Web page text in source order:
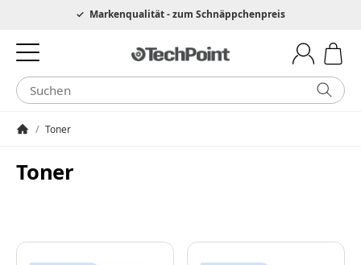
Hotline 0049 6205 3079975Markenqualität - zum Schnäppchenpreis
/ Toner
Toner